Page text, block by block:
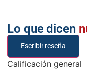
Lo que dicen
Escribir reseña
Calificación general